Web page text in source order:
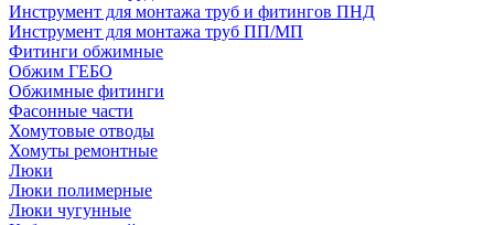
Инструмент для монтажа труб и фитингов ПНД
Инструмент для монтажа труб ПП/МП
Фитинги обжимные
Обжим ГЕБО
Обжимные фитинги
Фасонные части
Хомутовые отводы
Хомуты ремонтные
Люки
Люки полимерные
Люки чугунные